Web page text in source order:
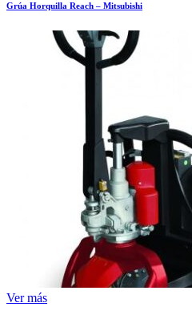
Grúa Horquilla Reach – Mitsubishi
Ver más